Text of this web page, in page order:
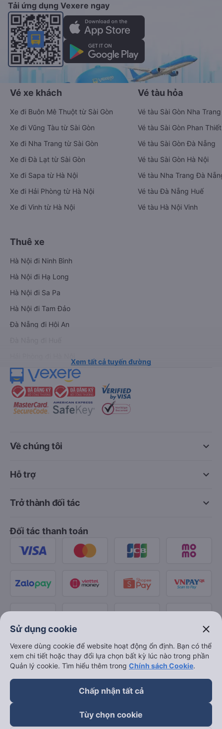
Tải ứng dụng Vexere ngay
Vé xe khách
Xe đi Buôn Mê Thuột từ Sài Gòn
Xe đi Vũng Tàu từ Sài Gòn
Xe đi Nha Trang từ Sài Gòn
Xe đi Đà Lạt từ Sài Gòn
Xe đi Sapa từ Hà Nội
Xe đi Hải Phòng từ Hà Nội
Xe đi Vinh từ Hà Nội
Vé tàu hỏa
Vé tàu Sài Gòn Nha Trang
Vé tàu Sài Gòn Phan Thiết
Vé tàu Sài Gòn Đà Nẵng
Vé tàu Sài Gòn Hà Nội
Vé tàu Nha Trang Đà
Vé tàu Đà Nẵng Huế
Vé tàu Hà Nội Vinh
Thuê xe
Hà Nội đi Ninh Bình
Hà Nội đi Hạ Long
Hà Nội đi Sa Pa
Hà Nội đi Tam Đảo
Đà Nẵng đi Hội An
Xem tất cả tuyến đường
keyboard_arrow_down
Về chúng tôi
keyboard_arrow_down
Hỗ trợ
keyboard_arrow_down
Trở thành đối tác
Đối tác thanh toán
Sử dụng cookie close
Vexere dùng cookie để website hoạt động ổn định. Bạn có thể
xem chi tiết hoặc thay đổi lựa chọn bất kỳ lúc nào trong phần
Quản lý cookie. Tìm hiểu thêm trong Chính sách Cookie.
Chấp nhận tất cả
Tùy chọn cookie